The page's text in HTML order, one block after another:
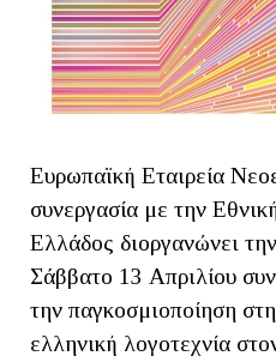
Ευρωπαϊκή Εταιρεία
συνεργασία με την
Ελλάδος διοργανώνει
Σάββατο 13 Απριλίου
την παγκοσμιοποίηση
ελληνική λογοτεχνία